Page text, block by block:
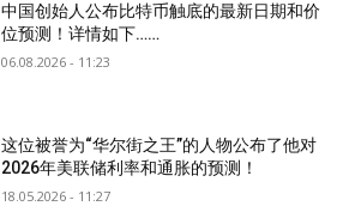
中国创始人公布比特币触底的最新日期和价
位预测！详情如下……
06.08.2026 - 11:23
这位被誉为“华尔街之王”的人物公布了他对
2026年美联储利率和通胀的预测！
18.05.2026 - 11:27